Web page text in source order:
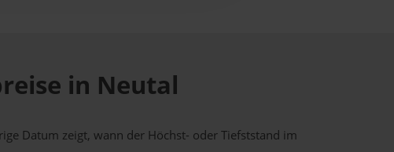
in Neutal
Datum zeigt, wann der Höchst- oder Tiefststand im